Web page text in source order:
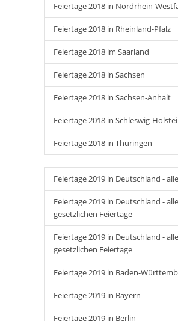
Feiertage 2018 in Nordrhein-
Feiertage 2018 in Rheinland-Pfalz
Feiertage 2018 im Saarland
Feiertage 2018 in Sachsen
Feiertage 2018 in Sachsen-Anhalt
Feiertage 2018 in Schleswig-
Feiertage 2018 in Thüringen
Feiertage 2019 in Deutschland -
Feiertage 2019 in Deutschland - alle
gesetzlichen Feiertage
Feiertage 2019 in Deutschland -
gesetzlichen Feiertage
Feiertage 2019 in Baden-
Feiertage 2019 in Bayern
Feiertage 2019 in Berlin